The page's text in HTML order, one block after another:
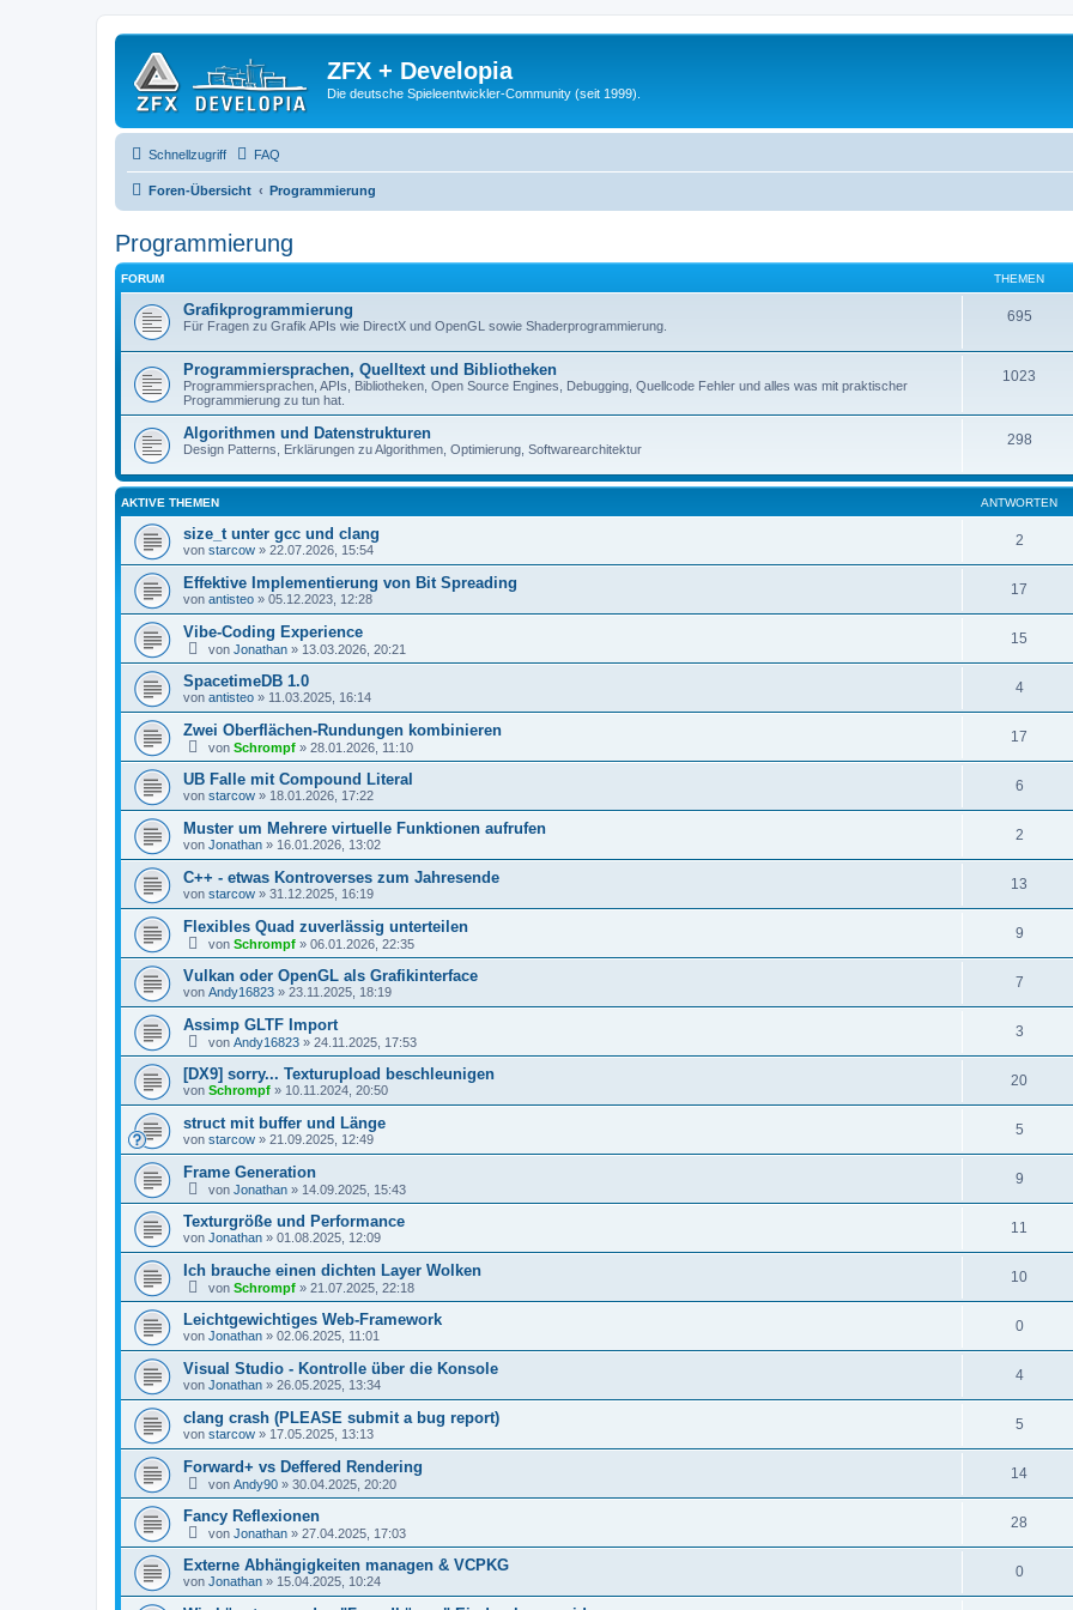
ZFX + Developia
Die deutsche Spieleentwickler-Community (seit 1999).
Schnellzugriff FAQ
Foren-Übersicht Programmierung
Programmierung
FORUM THEMEN
Grafikprogrammierung
Für Fragen zu Grafik APIs wie DirectX und OpenGL sowie Shaderprogrammierung.
695
Programmiersprachen, Quelltext und Bibliotheken
Programmiersprachen, APIs, Bibliotheken, Open Source Engines, Debugging, Quellcode Fehler und alles was mit praktischer
Programmierung zu tun hat.
1023
Algorithmen und Datenstrukturen
Design Patterns, Erklärungen zu Algorithmen, Optimierung, Softwarearchitektur
298
AKTIVE THEMEN ANTWORTEN
size_t unter gcc und clang
von starcow » 22.07.2026, 15:54
2
Effektive Implementierung von Bit Spreading
von antisteo » 05.12.2023, 12:28
17
Vibe-Coding Experience
von Jonathan » 13.03.2026, 20:21
15
SpacetimeDB 1.0
von antisteo » 11.03.2025, 16:14
4
Zwei Oberflächen-Rundungen kombinieren
von Schrompf » 28.01.2026, 11:10
17
UB Falle mit Compound Literal
von starcow » 18.01.2026, 17:22
6
Muster um Mehrere virtuelle Funktionen aufrufen
von Jonathan » 16.01.2026, 13:02
2
C++ - etwas Kontroverses zum Jahresende
von starcow » 31.12.2025, 16:19
13
Flexibles Quad zuverlässig unterteilen
von Schrompf » 06.01.2026, 22:35
9
Vulkan oder OpenGL als Grafikinterface
von Andy16823 » 23.11.2025, 18:19
7
Assimp GLTF Import
von Andy16823 » 24.11.2025, 17:53
3
[DX9] sorry... Texturupload beschleunigen
von Schrompf » 10.11.2024, 20:50
20
struct mit buffer und Länge
von starcow » 21.09.2025, 12:49
5
Frame Generation
von Jonathan » 14.09.2025, 15:43
9
Texturgröße und Performance
von Jonathan » 01.08.2025, 12:09
11
Ich brauche einen dichten Layer Wolken
von Schrompf » 21.07.2025, 22:18
10
Leichtgewichtiges Web-Framework
von Jonathan » 02.06.2025, 11:01
0
Visual Studio - Kontrolle über die Konsole
von Jonathan » 26.05.2025, 13:34
4
clang crash (PLEASE submit a bug report)
von starcow » 17.05.2025, 13:13
5
Forward+ vs Deffered Rendering
von Andy90 » 30.04.2025, 20:20
14
Fancy Reflexionen
von Jonathan » 27.04.2025, 17:03
28
Externe Abhängigkeiten managen & VCPKG
von Jonathan » 15.04.2025, 10:24
0